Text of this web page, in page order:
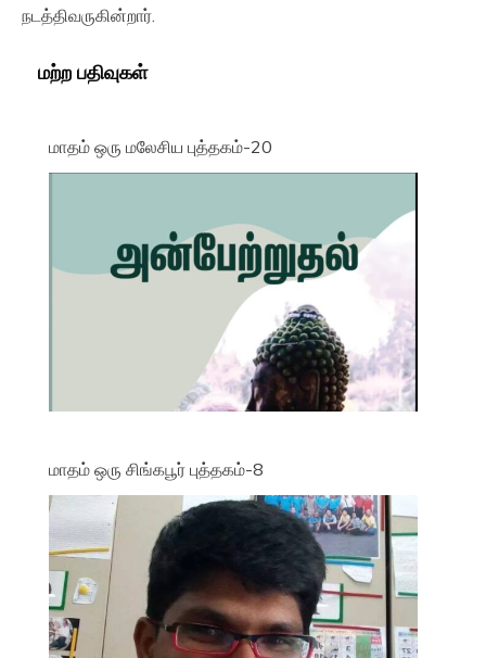
நடத்திவருகின்றார்.
மற்ற பதிவுகள்
மாதம் ஒரு மலேசிய புத்தகம்-20
மாதம் ஒரு சிங்கபூர் புத்தகம்-8